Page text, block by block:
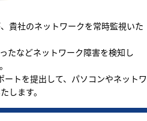
貴社のネットワークを常時監視いた
たなどネットワーク障害を検知し
ートを提出して、パソコンやネットワ
します。